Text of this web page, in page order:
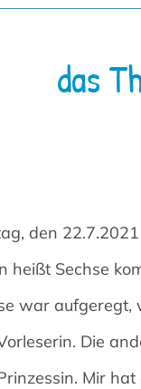
das
den
heißt Sechse
war aufgeregt,
Die
Mir